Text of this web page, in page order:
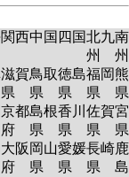
関西中国 四国北九
州
州
滋賀
県
京都
府
大阪
府
鳥取
県
島根
県
岡山
県
徳島
県
香川
県
愛媛
県
福岡
県
佐賀
県
長崎
県 島